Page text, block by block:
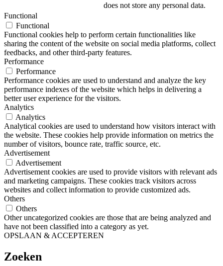
does not store any personal data.
Functional
Functional
Functional cookies help to perform certain functionalities like
sharing the content of the website on social media platforms, collect
feedbacks, and other third-party features.
Performance
Performance
Performance cookies are used to understand and analyze the key
performance indexes of the website which helps in delivering a
better user experience for the visitors.
Analytics
Analytics
Analytical cookies are used to understand how visitors interact with
the website. These cookies help provide information on metrics the
number of visitors, bounce rate, traffic source, etc.
Advertisement
Advertisement
Advertisement cookies are used to provide visitors with relevant ads
and marketing campaigns. These cookies track visitors across
websites and collect information to provide customized ads.
Others
Others
Other uncategorized cookies are those that are being analyzed and
have not been classified into a category as yet.
OPSLAAN & ACCEPTEREN
Zoeken